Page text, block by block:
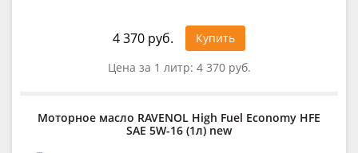
4 370 руб.
Купить
Цена за 1 литр: 4 370 руб.
Моторное масло RAVENOL High Fuel Economy HFE
SAE 5W-16 (1л) new